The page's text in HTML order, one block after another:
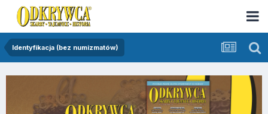
Identyfikacja (bez numizmatów)